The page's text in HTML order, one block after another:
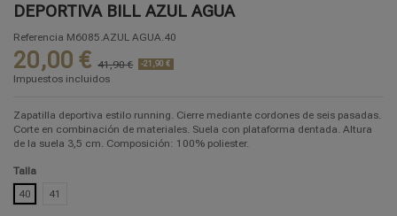
DEPORTIVA BILL AZUL AGUA
Referencia M6085.AZUL AGUA.40
20,00 € 41,90 € -21,90 €
Impuestos incluidos
Zapatilla deportiva estilo running. Cierre mediante cordones de seis pasadas.
Corte en combinación de materiales. Suela con plataforma dentada. Altura
de la suela 3,5 cm. Composición: 100% poliester.
Talla
40
41